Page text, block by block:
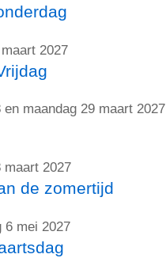
2027
en maandag 29 maart 2027
maart 2027
de zomertijd
6 mei 2027